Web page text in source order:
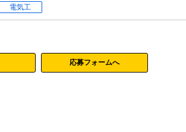
電気工
応募フォームへ